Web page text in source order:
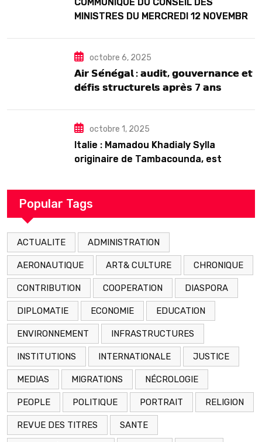
MINISTRES DU MERCREDI 12 NOVEMBRE
octobre 6, 2025
𝗔𝗶𝗿 𝗦𝗲́𝗻𝗲́𝗴𝗮𝗹 : 𝗮𝘂𝗱𝗶𝘁, 𝗴𝗼𝘂𝘃𝗲𝗿𝗻𝗮𝗻𝗰𝗲 𝗲𝘁
𝗱𝗲́𝗳𝗶𝘀 𝘀𝘁𝗿𝘂𝗰𝘁𝘂𝗿𝗲𝗹𝘀 𝗮𝗽𝗿𝗲̀𝘀 7 𝗮𝗻𝘀
octobre 1, 2025
Italie : Mamadou Khadialy Sylla
originaire de Tambacounda, est
arrestation
Popular Tags
ACTUALITE ADMINISTRATION
AERONAUTIQUE ART& CULTURE CHRONIQUE
CONTRIBUTION COOPERATION DIASPORA
DIPLOMATIE ECONOMIE EDUCATION
ENVIRONNEMENT INFRASTRUCTURES
INSTITUTIONS INTERNATIONALE JUSTICE
MEDIAS MIGRATIONS NÉCROLOGIE
PEOPLE POLITIQUE PORTRAIT RELIGION
REVUE DES TITRES SANTE